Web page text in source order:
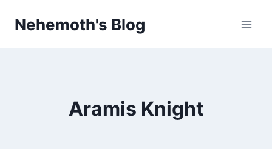
Nehemoth's Blog
Aramis Knight